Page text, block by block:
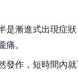
是漸進式出現症
痛。
發作，短時間內